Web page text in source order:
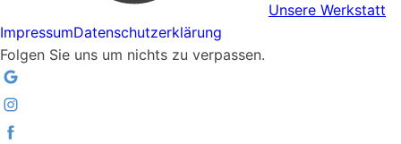
Unsere Werkstatt
ImpressumDatenschutzerklärung
Folgen Sie uns um nichts zu verpassen.